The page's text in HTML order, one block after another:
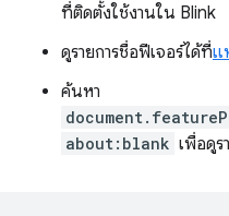
ที่ติดตั้งใช้งานใน Blink
ดูรายการชื่อฟีเจอร์ได้ที่แ
ค้นหา
about:blank เพื่อดูร